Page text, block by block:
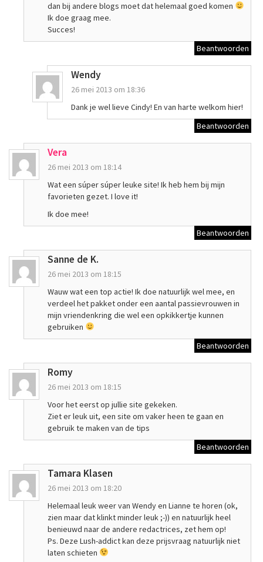
dan bij andere blogs moet dat helemaal goed komen
Ik doe graag mee.
Succes!
Beantwoorden
Wendy
26 mei 2013 om 18:36
Dank je wel lieve Cindy! En van harte welkom hier!
Beantwoorden
Vera
26 mei 2013 om 18:14
Wat een súper súper leuke site! Ik heb hem bij mijn
favorieten gezet. I love it!
Ik doe mee!
Beantwoorden
Sanne de K.
26 mei 2013 om 18:15
Wauw wat een top actie! Ik doe natuurlijk wel mee, en
verdeel het pakket onder een aantal passievrouwen in
mijn vriendenkring die wel een opkikkertje kunnen
gebruiken
Beantwoorden
Romy
26 mei 2013 om 18:15
Voor het eerst op jullie site gekeken.
Ziet er leuk uit, een site om vaker heen te gaan en
gebruik te maken van de tips
Beantwoorden
Tamara Klasen
26 mei 2013 om 18:20
Helemaal leuk weer van Wendy en Lianne te horen (ok,
zien maar dat klinkt minder leuk ;-)) en natuurlijk heel
benieuwd naar de andere redactrices, zet hem op!
Ps. Deze Lush-addict kan deze prijsvraag natuurlijk niet
laten schieten